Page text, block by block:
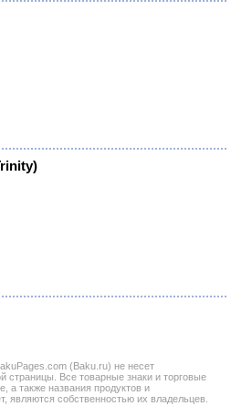
(Baku.ru) не несет
страницы. Все товарные знаки и торговые
а также названия продуктов и
являются собственностью их владельцев.